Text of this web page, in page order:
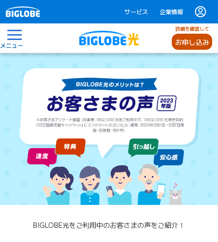
サービス 企業情報
メニュー
詳細を確認して
お申し込み
BIGLOBE光のメリットは？お客さまの声【2023年版】
BIGLOBE光をご利用中のお客さまの声をご紹介！